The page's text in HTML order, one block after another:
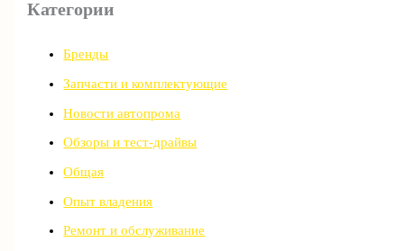
Категории
Бренды
Запчасти и комплектующие
Новости автопрома
Обзоры и тест-драйвы
Общая
Опыт владения
Ремонт и обслуживание